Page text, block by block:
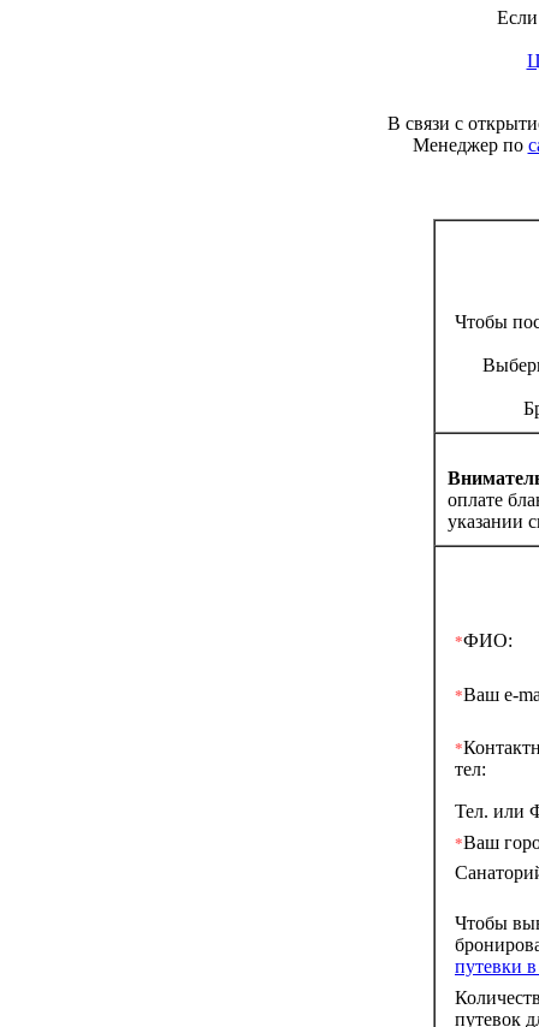
В связи с
Менеджер по
Чтобы
оплате
указании
*ФИО:
*Ваш e-
*
тел:
Тел. или
*Ваш
Чтобы
путевки
путевок